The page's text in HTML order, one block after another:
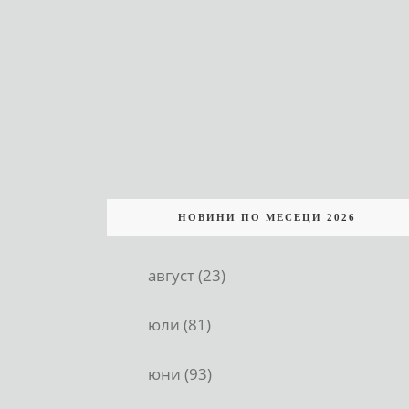
НОВИНИ ПО МЕСЕЦИ 2026
август (23)
юли (81)
юни (93)